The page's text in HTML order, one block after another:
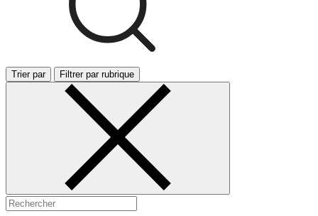
Trier par Filtrer par rubrique